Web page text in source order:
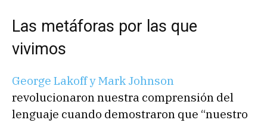
Las metáforas por las que
vivimos
George Lakoff y Mark Johnson
revolucionaron nuestra comprensión del
lenguaje cuando demostraron que “nuestro